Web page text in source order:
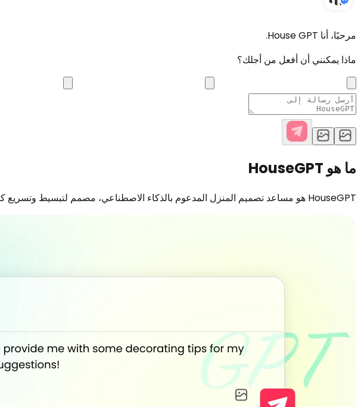
مرحبًا، أنا House GPT.
ماذا يمكنني أن أفعل من أجلك؟
ما هو HouseGPT
HouseGPT هو مساعد تصميم المنزل المدعوم بالذكاء الاصطناعي، مصمم لتبسيط وتسريع كل خطوة من خطوات عملية تجديد منزلك أو تجهيز مكانك.